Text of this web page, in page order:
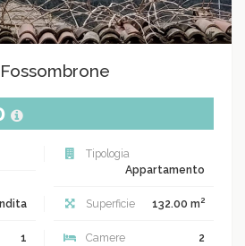
Tipologia
Appartamento
Superficie 132.00 m2
1 Camere 2